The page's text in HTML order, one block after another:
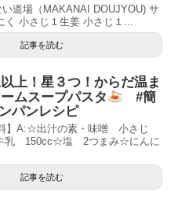
道場（MAKANAI DOUJYOU) サ
く 小さじ１生姜 小さじ１...
記事を読む
上！星３つ！からだ温ま
ムスープパスタ
#簡
パンレシピ
】A:☆出汁の素・味噌 小さじ
150cc☆塩 2つまみ☆にんに
記事を読む